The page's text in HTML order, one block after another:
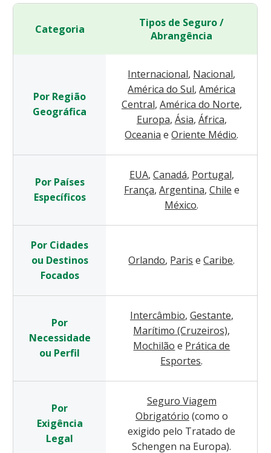
Categoria
Tipos de Seguro /
Abrangência
Por Região
Geográfica
Internacional, Nacional,
América do Sul, América
Central, América do Norte,
Europa, Ásia, África,
Oceania e Oriente Médio.
Por Países
Específicos
EUA, Canadá, Portugal,
França, Argentina, Chile e
México.
Por Cidades
ou Destinos
Focados
Orlando, Paris e Caribe.
Por
Necessidade
ou Perfil
Intercâmbio, Gestante,
Marítimo (Cruzeiros),
Mochilão e Prática de
Esportes.
Por
Exigência
Legal
Seguro Viagem
Obrigatório (como o
exigido pelo Tratado de
Schengen na Europa).